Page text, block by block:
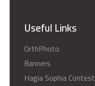
Useful Links
OrthPhoto
Banners
Hagia Sophia Contest